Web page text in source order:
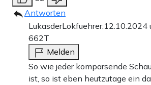
Antworten
LukasderLokfuehrer.12.10.2024
662T
Melden
So wie jeder komparsende
ist, so ist eben heutzutage ein